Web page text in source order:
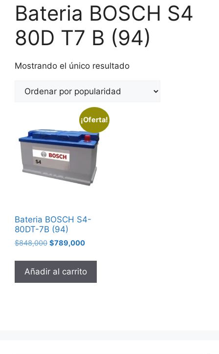
Bateria BOSCH S4
80D T7 B (94)
Mostrando el único resultado
¡Oferta!
Bateria BOSCH S4-
80DT-7B (94)
$848,000 $789,000
Añadir al carrito